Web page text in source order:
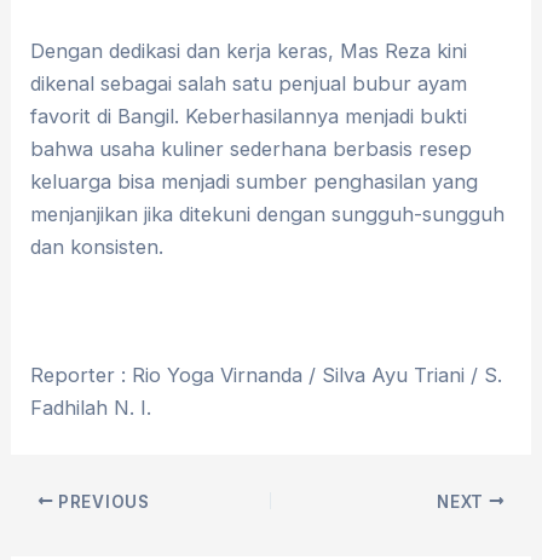
Dengan dedikasi dan kerja keras, Mas Reza kini
dikenal sebagai salah satu penjual bubur ayam
favorit di Bangil. Keberhasilannya menjadi bukti
bahwa usaha kuliner sederhana berbasis resep
keluarga bisa menjadi sumber penghasilan yang
menjanjikan jika ditekuni dengan sungguh-sungguh
dan konsisten.
Reporter : Rio Yoga Virnanda / Silva Ayu Triani / S.
Fadhilah N. I.
PREVIOUS NEXT